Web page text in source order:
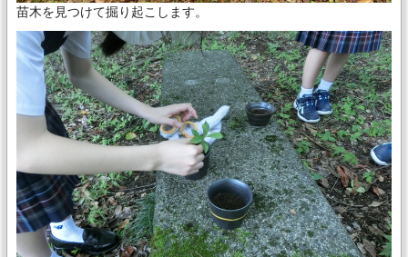
苗木を見つけて掘り起こします。